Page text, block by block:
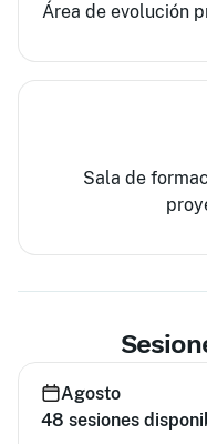
Área de evolución
Sala de
Agosto
48 sesiones